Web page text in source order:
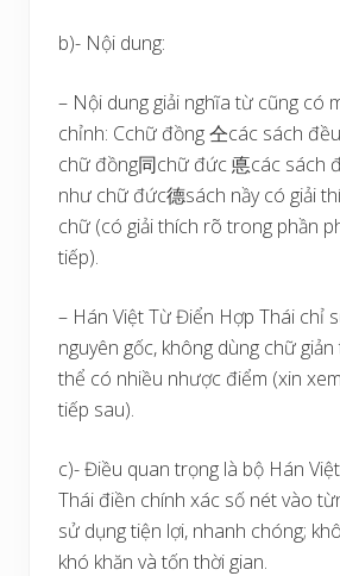
b)- Nội dung:
– Nội dung giải nghĩa từ cũng có
chỉnh: Cchữ đồng 仝các sách
chữ đồng同chữ đức 悳các sách
như chữ đức德sách nầy có giải
chữ (có giải thích rõ trong phần
tiếp).
– Hán Việt Từ Điển Hợp Thái chỉ
nguyên gốc, không dùng chữ
thể có nhiều nhược điểm (xin
tiếp sau).
c)- Điều quan trọng là bộ Hán
Thái điền chính xác số nét vào
sử dụng tiện lợi, nhanh chóng;
khó khăn và tốn thời gian.